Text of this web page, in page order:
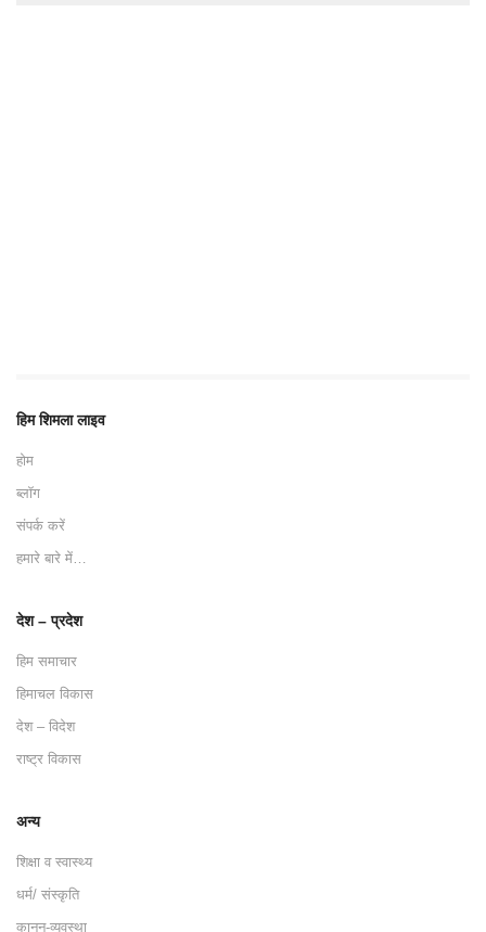
हिम शिमला लाइव
होम
ब्लॉग
संपर्क करें
हमारे बारे में…
देश – प्रदेश
हिम समाचार
हिमाचल विकास
देश – विदेश
राष्ट्र विकास
अन्य
शिक्षा व स्वास्थ्य
धर्म/ संस्कृति
कानून-व्यवस्था